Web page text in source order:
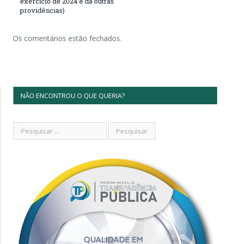
providências)
Os comentários estão fechados.
NÃO ENCONTROU O QUE QUERIA?